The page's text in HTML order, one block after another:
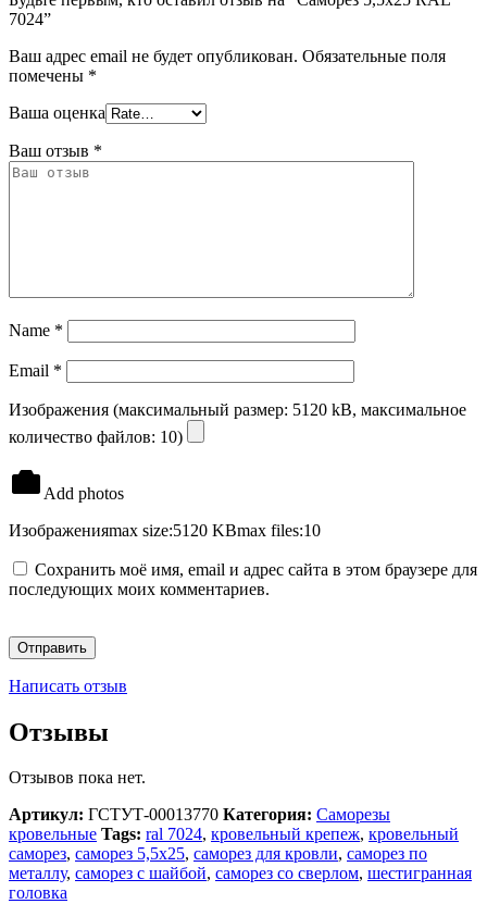
7024”
Ваш адрес email не будет опубликован. Обязательные поля
помечены *
Ваша оценка
Ваш отзыв *
Name *
Email *
Изображения (максимальный размер: 5120 kB, максимальное
количество файлов: 10)
Add photos
Изображенияmax size:5120 KBmax files:10
Сохранить моё имя, email и адрес сайта в этом браузере для
последующих моих комментариев.
Написать отзыв
Отзывы
Отзывов пока нет.
Артикул: ГСТУТ-00013770 Категория: Саморезы
кровельные Tags: ral 7024, кровельный крепеж, кровельный
саморез, саморез 5,5х25, саморез для кровли, саморез по
металлу, саморез с шайбой, саморез со сверлом, шестигранная
головка